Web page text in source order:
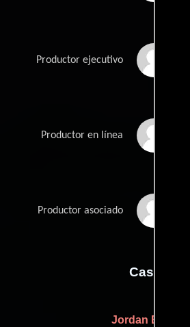
Productor ejecutivo
Productor en línea
Productor asociado
Casting
Jordan Beswick